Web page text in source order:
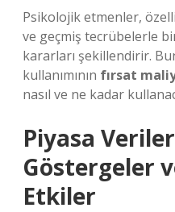
Psikolojik etmenler,
ve geçmiş tecrübelerle
kararları şekillendirir.
kullanımının fırsat
nasıl ve ne kadar
Piyasa
Göstergeler
Etkiler